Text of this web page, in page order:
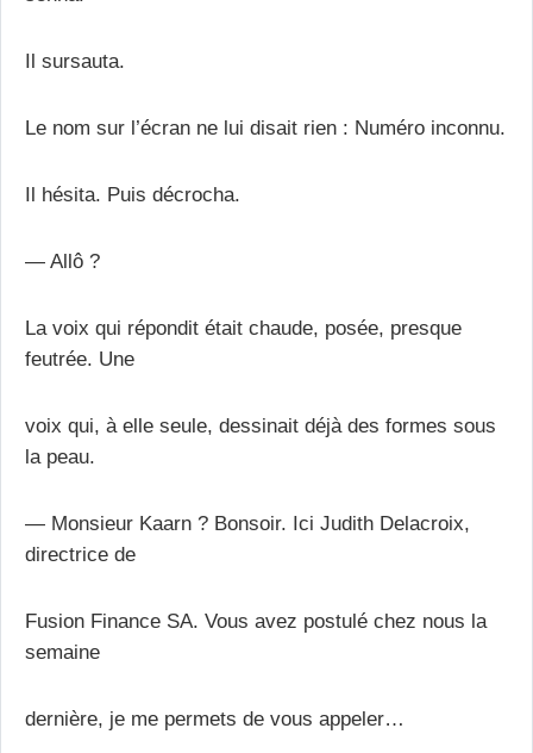
Il sursauta.
Le nom sur l’écran ne lui disait rien : Numéro inconnu.
Il hésita. Puis décrocha.
— Allô ?
La voix qui répondit était chaude, posée, presque
feutrée. Une
voix qui, à elle seule, dessinait déjà des formes sous
la peau.
— Monsieur Kaarn ? Bonsoir. Ici Judith Delacroix,
directrice de
Fusion Finance SA. Vous avez postulé chez nous la
semaine
dernière, je me permets de vous appeler…